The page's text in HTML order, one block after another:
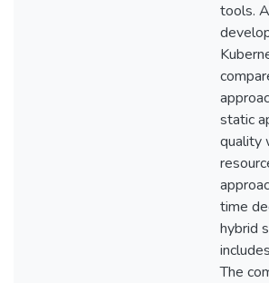
tools.
static
quality
time
hybrid
The